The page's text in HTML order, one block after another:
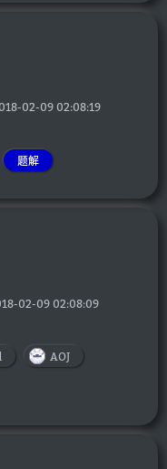
02-09 02:08:19
题解
02-09 02:08:09
AOJ